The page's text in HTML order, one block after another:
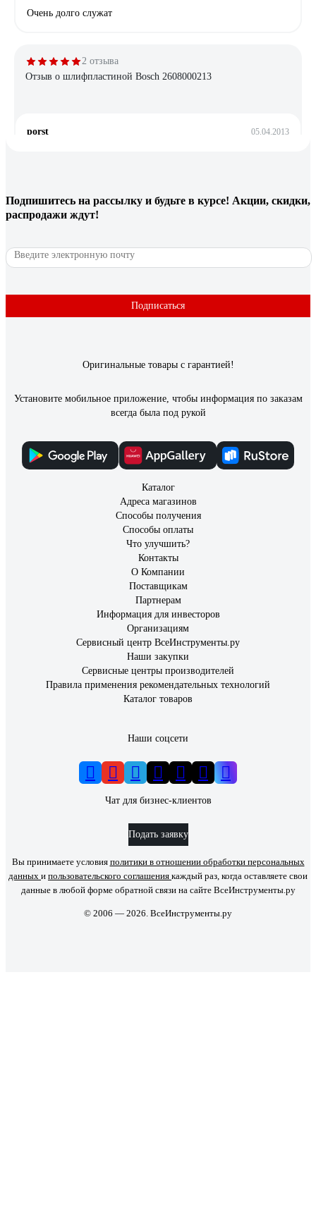
Очень долго служат
2 отзыва
Отзыв о шлифпластиной Bosch 2608000213
porst 05.04.2013
15 отзывов
Универсальное сверло - удобная вещь для оазличныз работ
по дому; Хорошо сверлит, особенно бетон и керамику; Не
Подпишитесь на рассылку и будьте в курсе! Акции, скидки,
распродажи ждут!
Подписаться
Оригинальные товары с гарантией!
Установите мобильное приложение, чтобы информация по заказам
всегда была под рукой
Каталог
Адреса магазинов
Способы получения
Способы оплаты
Что улучшить?
Контакты
О Компании
Поставщикам
Партнерам
Информация для инвесторов
Организациям
Сервисный центр ВсеИнструменты.ру
Наши закупки
Сервисные центры производителей
Правила применения рекомендательных технологий
Каталог товаров
Наши соцсети
Чат для бизнес-клиентов
Подать заявку
Вы принимаете условия политики в отношении обработки персональных
данных и пользовательского соглашения каждый раз, когда оставляете свои
данные в любой форме обратной связи на сайте ВсеИнструменты.ру
© 2006 — 2026. ВсеИнструменты.ру